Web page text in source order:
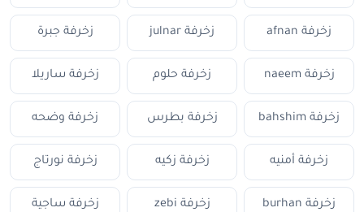
زخرفة afnan زخرفة julnar زخرفة جبرة
زخرفة naeem زخرفة حلوم زخرفة ساريلا
زخرفة bahshim زخرفة بطرس زخرفة وضحه
زخرفة أمنيه زخرفة زكيه زخرفة نورتاج
زخرفة burhan زخرفة zebi زخرفة ساجية